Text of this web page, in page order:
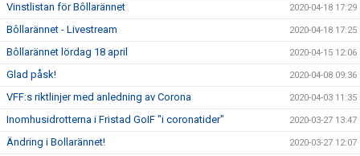
Vinstlistan för Bôllarännet 2020-04-18 17:29
Bôllarännet - Livestream 2020-04-18 17:25
Bôllarännet lördag 18 april 2020-04-15 12:06
Glad påsk! 2020-04-08 09:36
VFF:s riktlinjer med anledning av Corona 2020-04-03 11:35
Inomhusidrotterna i Fristad GoIF "i coronatider" 2020-03-27 13:47
Ändring i Bollarännet! 2020-03-27 12:07